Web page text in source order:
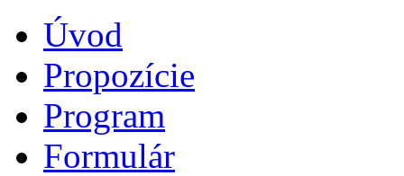
Úvod
Propozície
Program
Formulár